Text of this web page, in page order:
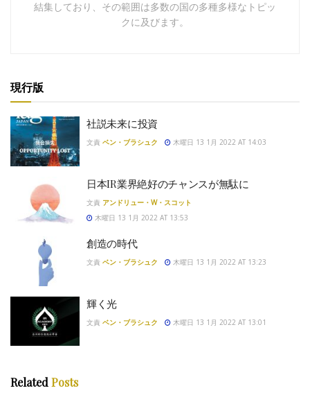
結集しており、その範囲は多数の国の多種多様なトピッ
クに及びます。
現行版
社説未来に投資
文責 ベン・ブラシュク 木曜日 13 1月 2022 AT 14:03
日本IR業界絶好のチャンスが無駄に
文責 アンドリュー・W・スコット
木曜日 13 1月 2022 AT 13:53
創造の時代
文責 ベン・ブラシュク 木曜日 13 1月 2022 AT 13:23
輝く光
文責 ベン・ブラシュク 木曜日 13 1月 2022 AT 13:01
RelatedPosts